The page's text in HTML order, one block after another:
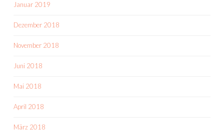
Januar 2019
Dezember 2018
November 2018
Juni 2018
Mai 2018
April 2018
März 2018